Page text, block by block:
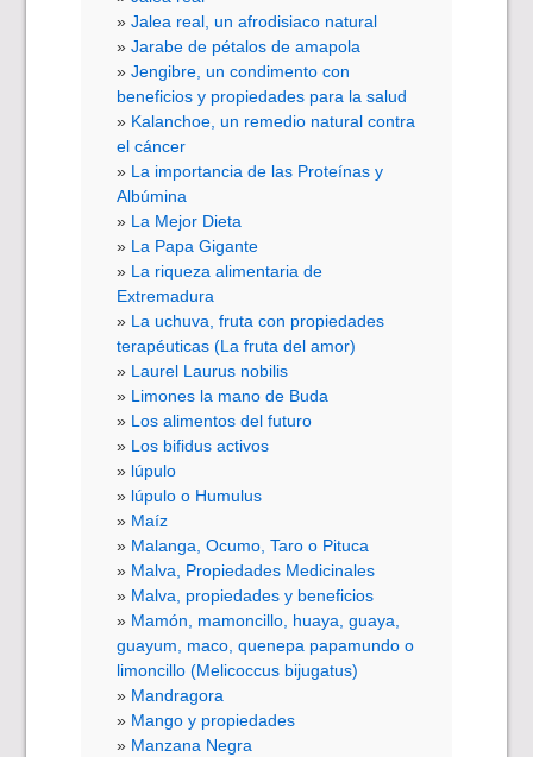
Jalea real, un afrodisiaco natural
Jarabe de pétalos de amapola
Jengibre, un condimento con
beneficios y propiedades para la salud
Kalanchoe, un remedio natural contra
el cáncer
La importancia de las Proteínas y
Albúmina
La Mejor Dieta
La Papa Gigante
La riqueza alimentaria de
Extremadura
La uchuva, fruta con propiedades
terapéuticas (La fruta del amor)
Laurel Laurus nobilis
Limones la mano de Buda
Los alimentos del futuro
Los bifidus activos
lúpulo
lúpulo o Humulus
Maíz
Malanga, Ocumo, Taro o Pituca
Malva, Propiedades Medicinales
Malva, propiedades y beneficios
Mamón, mamoncillo, huaya, guaya,
guayum, maco, quenepa papamundo o
limoncillo (Melicoccus bijugatus)
Mandragora
Mango y propiedades
Manzana Negra